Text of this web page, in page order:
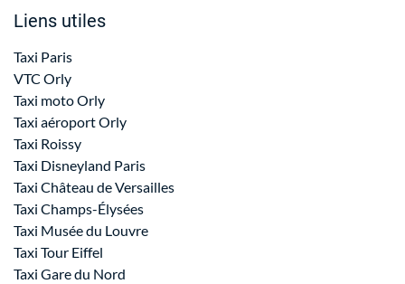
Liens utiles
Taxi Paris
VTC Orly
Taxi moto Orly
Taxi aéroport Orly
Taxi Roissy
Taxi Disneyland Paris
Taxi Château de Versailles
Taxi Champs-Élysées
Taxi Musée du Louvre
Taxi Tour Eiffel
Taxi Gare du Nord